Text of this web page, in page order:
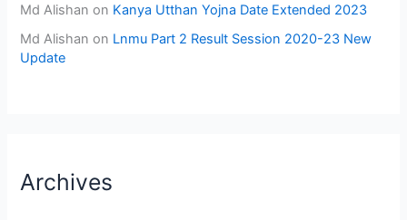
Md Alishan on Kanya Utthan Yojna Date Extended 2023
Md Alishan on Lnmu Part 2 Result Session 2020-23 New
Update
Archives